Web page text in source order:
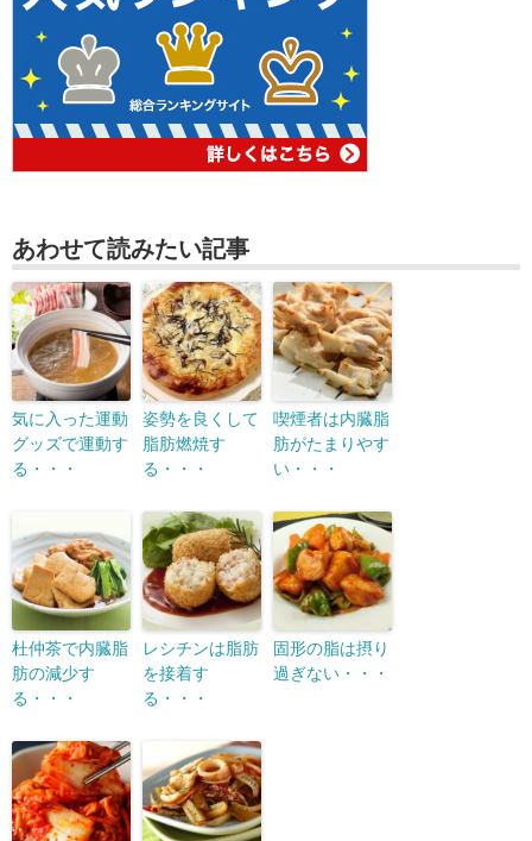
あわせて読みたい記事
気に入った運動
グッズで運動す
る・・・
姿勢を良くして
脂肪燃焼す
る・・・
喫煙者は内臓脂
肪がたまりやす
い・・・
杜仲茶で内臓脂
肪の減少す
る・・・
レシチンは脂肪
を接着す
る・・・
固形の脂は摂り
過ぎない・・・